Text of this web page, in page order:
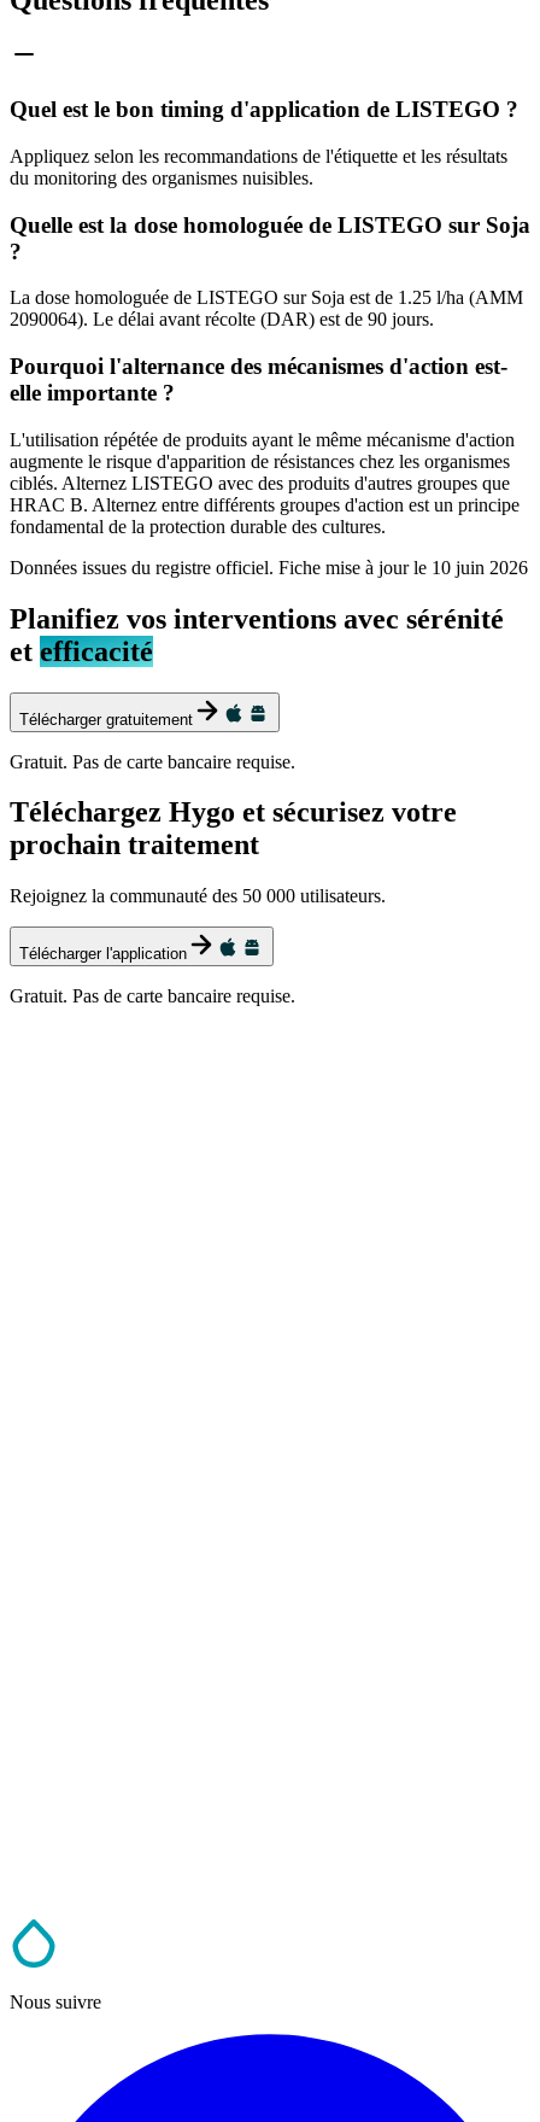
Quel est le bon timing d'application de LISTEGO ?
Appliquez selon les recommandations de l'étiquette et les résultats
du monitoring des organismes nuisibles.
Quelle est la dose homologuée de LISTEGO sur Soja
?
La dose homologuée de LISTEGO sur Soja est de 1.25 l/ha (AMM
2090064). Le délai avant récolte (DAR) est de 90 jours.
Pourquoi l'alternance des mécanismes d'action est-
elle importante ?
L'utilisation répétée de produits ayant le même mécanisme d'action
augmente le risque d'apparition de résistances chez les organismes
ciblés. Alternez LISTEGO avec des produits d'autres groupes que
HRAC B. Alternez entre différents groupes d'action est un principe
fondamental de la protection durable des cultures.
Données issues du registre officiel. Fiche mise à jour le 10 juin 2026
Planifiez vos interventions avec sérénité
et efficacité
Télécharger gratuitement
Gratuit. Pas de carte bancaire requise.
Téléchargez Hygo et sécurisez votre
prochain traitement
Rejoignez la communauté des 50 000 utilisateurs.
Télécharger l'application
Gratuit. Pas de carte bancaire requise.
Nous suivre